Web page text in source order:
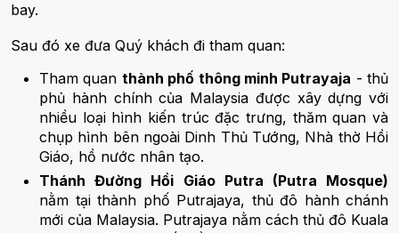
bay.
Sau đó xe đưa Quý khách đi tham quan:
Tham quan thành phố thông minh Putrayaja - thủ
phủ hành chính của Malaysia được xây dựng với
nhiều loại hình kiến trúc đặc trưng, thăm quan và
chụp hình bên ngoài Dinh Thủ Tướng, Nhà thờ Hồi
Giáo, hồ nước nhân tạo.
Thánh Đường Hồi Giáo Putra (Putra Mosque)
nằm tại thành phố Putrajaya, thủ đô hành chánh
mới của Malaysia. Putrajaya nằm cách thủ đô Kuala